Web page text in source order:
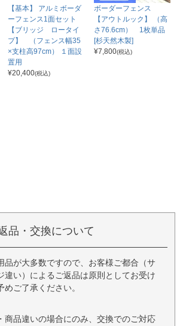
【基本】 アルミボーダ
ーフェンス1面セット
【ブリッジ ロータイ
プ】 （フェンス幅35
×支柱高97cm） １面設
置用
¥20,400(税込)
ボーダーフェンス
【アウトルック】 （高
さ76.6cm） 1枚単品
[杉天然木製]
¥7,800(税込)
品・交換について
品が大多数ですので、お客様ご都合（サ
違い）によるご返品は原則としてお受け
めご了承ください。
商品違いの場合にのみ、交換でのご対応